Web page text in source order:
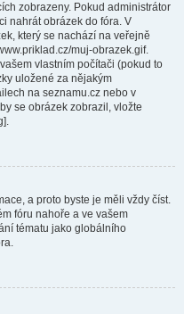
zobrazeny. Pokud administrátor
nahrát obrázek do fóra. V
který se nachází na veřejně
muj-obrazek.gif.
vlastním počítači (pokud to
uložené za nějakým
na seznamu.cz nebo v
se obrázek zobrazil, vložte
a proto byste je měli vždy číst.
fóru nahoře a ve vašem
tématu jako globálního